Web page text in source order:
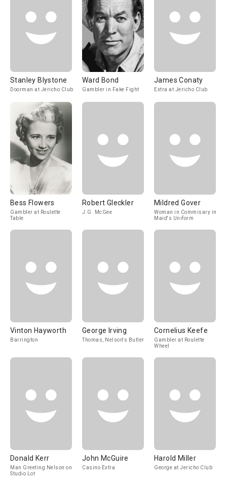
Stanley Blystone
Doorman at Jericho Club
Ward Bond
Gambler in Fake Fight
James Conaty
Extra at Jericho Club
Bess Flowers
Gambler at Roulette
Table
Robert Gleckler
J.G. McGee
Mildred Gover
Woman in Commisary in
Maid's Uniform
Vinton Hayworth
Barrington
George Irving
Thomas, Nelson's Butler
Cornelius Keefe
Gambler at Roulette
Wheel
Donald Kerr
Man Greeting Nelson on
Studio Lot
John McGuire
Casino Extra
Harold Miller
George at Jericho Club